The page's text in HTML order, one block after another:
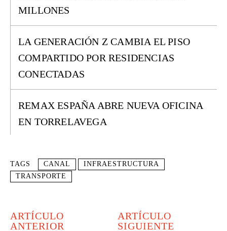
MILLONES
LA GENERACIÓN Z CAMBIA EL PISO
COMPARTIDO POR RESIDENCIAS
CONECTADAS
REMAX ESPAÑA ABRE NUEVA OFICINA
EN TORRELAVEGA
TAGS CANAL
INFRAESTRUCTURA
TRANSPORTE
ARTÍCULO
ANTERIOR
ARTÍCULO
SIGUIENTE